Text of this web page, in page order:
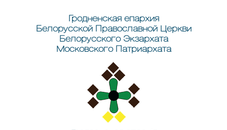
Гродненская епархия
Белорусской Православной Церкви
Белорусского Экзархата
Московского Патриархата